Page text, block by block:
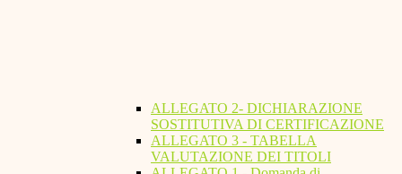
ALLEGATO 2- DICHIARAZIONE
SOSTITUTIVA DI CERTIFICAZIONE
ALLEGATO 3 - TABELLA
VALUTAZIONE DEI TITOLI